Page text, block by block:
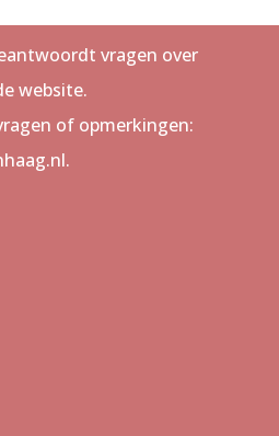
vragen over
website.
of opmerkingen: